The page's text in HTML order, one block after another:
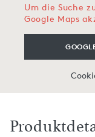
Um die Suche
Google Maps